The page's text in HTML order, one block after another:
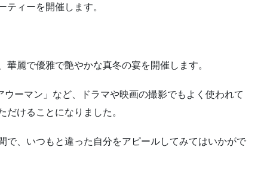
ティーを開催します。
麗で優雅で艶やかな真冬の宴を開催します。
ーマン」など、ドラマや映画の撮影でもよく使われて
けることになりました。
で、いつもと違った自分をアピールしてみてはいかがで